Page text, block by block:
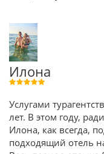
Илона
Услугами
лет. В этом году,
Илона, как всегда,
подходящий отель